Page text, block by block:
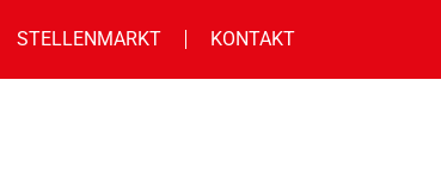
STELLENMARKT KONTAKT